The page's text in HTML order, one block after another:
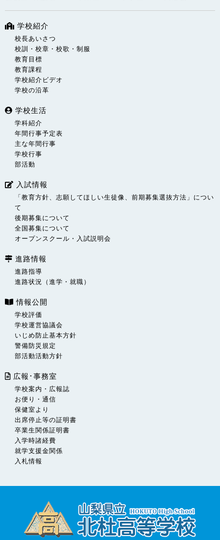
学校紹介
校長あいさつ
校訓・校章・校歌・制服
教育目標
教育課程
学校紹介ビデオ
学校の沿革
学校生活
学科紹介
年間行事予定表
主な年間行事
学校行事
部活動
入試情報
「教育方針、志願してほしい生徒像、前期募集選抜方法」につい
て
後期募集について
全国募集について
オープンスクール・入試説明会
進路情報
進路指導
進路状況（進学・就職）
情報公開
学校評価
学校運営協議会
いじめ防止基本方針
警備防災規定
部活動活動方針
広報･事務室
学校案内・広報誌
お便り・通信
保健室より
出席停止等の証明書
卒業生関係証明書
入学時諸経費
就学支援金関係
入札情報